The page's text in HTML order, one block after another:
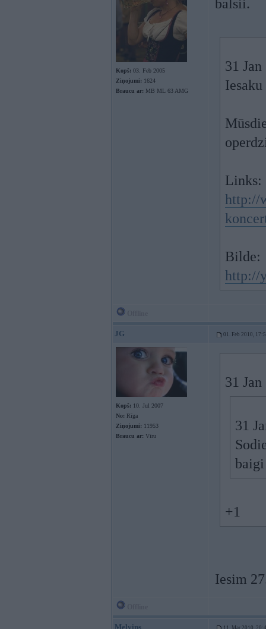
Kopš: 03. Feb 2005
Ziņojumi: 1624
Braucu ar: MB ML 63 AMG
balsii.
31
Links:
http://
Bilde:
http://
JG 01. Feb 2010,
Kopš: 10. Jul 2007
No: Rīga
Ziņojumi: 11953
Braucu ar: Vīru
31
31
+1
Iesim
Melvins 11. Mar 2010,